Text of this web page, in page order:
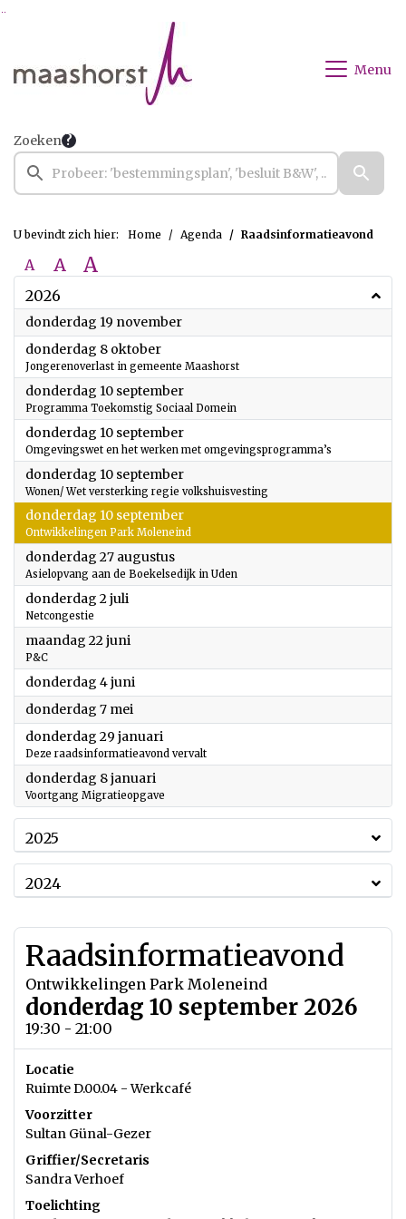
Ga naar de inhoud van deze pagina
Menu
Zoeken
U bevindt zich hier: Home Agenda Raadsinformatieavond
A A A
2026
donderdag 19 november2026
donderdag 8 oktober2026
Jongerenoverlast in gemeente Maashorst
donderdag 10 september2026
Programma Toekomstig Sociaal Domein
donderdag 10 september2026
Omgevingswet en het werken met omgevingsprogramma’s
donderdag 10 september2026
Wonen/ Wet versterking regie volkshuisvesting
donderdag 10 september2026
Ontwikkelingen Park Moleneind
donderdag 27 augustus2026
Asielopvang aan de Boekelsedijk in Uden
donderdag 2 juli
Netcongestie
maandag 22 juni
P&C
donderdag 4 juni
donderdag 7 mei
donderdag 29 januari
Deze raadsinformatieavond vervalt
donderdag 8 januari
Voortgang Migratieopgave
2025
2024
Raadsinformatieavond
Ontwikkelingen Park Moleneind
donderdag 10 september 2026
19:30 - 21:00
Locatie
Ruimte D.00.04 - Werkcafé
Voorzitter
Sultan Günal-Gezer
Griffier/Secretaris
Sandra Verhoef
Toelichting